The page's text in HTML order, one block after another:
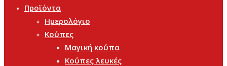
Προϊόντα
Ημερολόγιο
Κούπες
Μαγική κούπα
Κούπες λευκές